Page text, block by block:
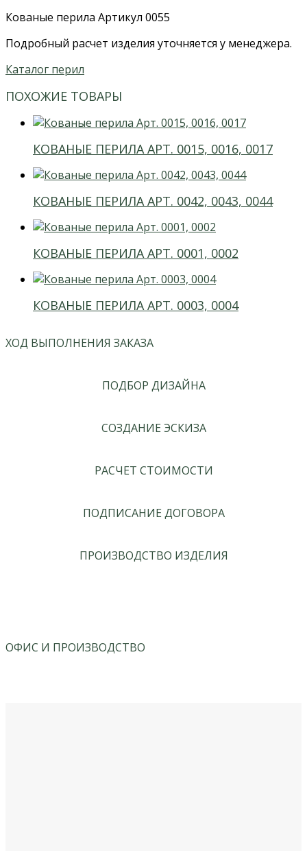
Кованые перила Артикул 0055
Подробный расчет изделия уточняется у менеджера.
Каталог перил
ПОХОЖИЕ ТОВАРЫ
КОВАНЫЕ ПЕРИЛА АРТ. 0015, 0016, 0017
КОВАНЫЕ ПЕРИЛА АРТ. 0042, 0043, 0044
КОВАНЫЕ ПЕРИЛА АРТ. 0001, 0002
КОВАНЫЕ ПЕРИЛА АРТ. 0003, 0004
ХОД ВЫПОЛНЕНИЯ ЗАКАЗА
ПОДБОР ДИЗАЙНА
СОЗДАНИЕ ЭСКИЗА
РАСЧЕТ СТОИМОСТИ
ПОДПИСАНИЕ ДОГОВОРА
ПРОИЗВОДСТВО ИЗДЕЛИЯ
ОФИС И ПРОИЗВОДСТВО